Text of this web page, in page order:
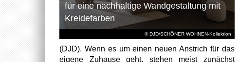
© DJD/SCHÖNER WOHNEN-Kollektion
für eine nachhaltige Wandgestaltung mit
Kreidefarben
(DJD). Wenn es um einen neuen Anstrich für das
eigene Zuhause geht, stehen meist zunächst